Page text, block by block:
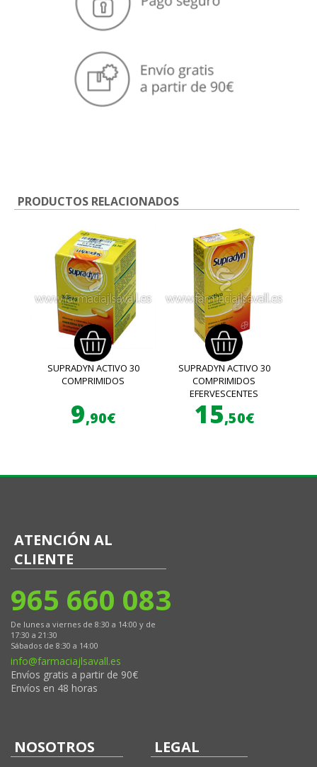
PRODUCTOS RELACIONADOS
SUPRADYN ACTIVO 30
COMPRIMIDOS
9,90€
SUPRADYN ACTIVO 30
COMPRIMIDOS
EFERVESCENTES
15,50€
ATENCIÓN AL
CLIENTE
965 660 083
De lunes a viernes de 8:30 a 14:00 y de
17:30 a 21:30
Sábados de 8:30 a 14:00
info@farmaciajlsavall.es
Envíos gratis a partir de 90€
Envíos en 48 horas
NOSOTROS LEGAL